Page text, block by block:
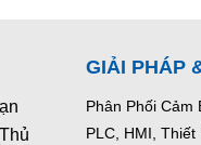
GIẢI PHÁP
Phân Phối Cảm
PLC, HMI, Thiết